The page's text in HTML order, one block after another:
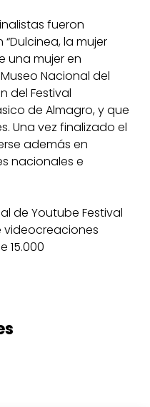
fueron
la mujer
una mujer en
Nacional del
del Festival
de Almagro, y que
Una vez finalizado el
además en
nacionales e
de Youtube Festival
videocreaciones
15.000